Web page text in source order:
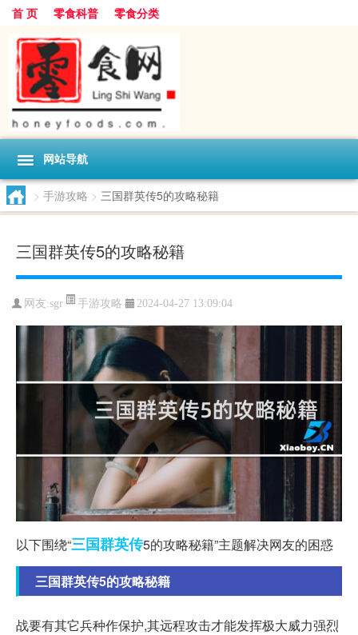
首 页 零食科普 零食分类
网站导航
> 手游攻略 > 三国群英传5的攻略秘籍
三国群英传5的攻略秘籍
网友:sgr 手游攻略 2024-04-27 13:09:04
以下围绕“三国群英传5的攻略秘籍”主题解决网友的困惑
三国群英传5的攻略秘籍
战要有其它兵种作保护,其远程攻击才能发挥极大威力强烈